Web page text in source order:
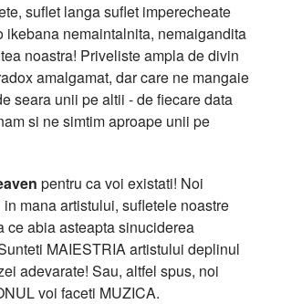
suflet langa suflet imperecheate
ikebana nemaintalnita, nemaigandita
noastra! Priveliste ampla de divin
amalgamat, dar care ne mangaie
seara unii pe altii - de fiecare data
si ne simtim aproape unii pe
pentru ca voi existati! Noi
mana artistului, sufletele noastre
ce abia asteapta sinuciderea
MAIESTRIA artistului deplinul
adevarate! Sau, altfel spus, noi
voi faceti MUZICA.